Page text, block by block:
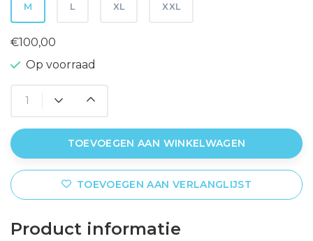
M L XL XXL
€100,00
Op voorraad
TOEVOEGEN AAN WINKELWAGEN
TOEVOEGEN AAN VERLANGLIJST
Product informatie